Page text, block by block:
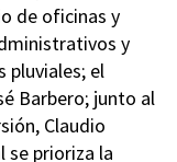
de oficinas y
y
pluviales; el
Barbero; junto al
Claudio
se prioriza la